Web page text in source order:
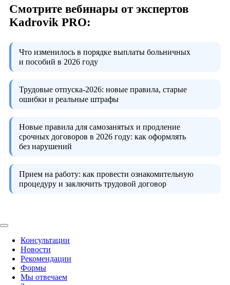
Смотрите вебинары от экспертов
Kadrovik PRO:
Что изменилось в порядке выплаты больничных
и пособий в 2026 году
Трудовые отпуска-2026: новые правила, старые
ошибки и реальные штрафы
Новые правила для самозанятых и продление
срочных договоров в 2026 году: как оформлять
без нарушений
Прием на работу: как провести ознакомительную
процедуру и заключить трудовой договор
Консультации
Новости
Рекомендации
Формы
Мы отвечаем